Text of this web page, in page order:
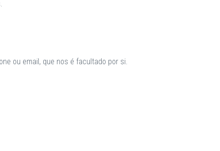
ou email, que nos é facultado por si.